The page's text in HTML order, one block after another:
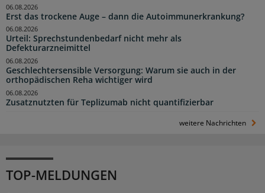
Erst das trockene Auge – dann die Autoimmunerkrankung?
06.08.2026
Urteil: Sprechstundenbedarf nicht mehr als
Defekturarzneimittel
06.08.2026
Geschlechtersensible Versorgung: Warum sie auch in der
orthopädischen Reha wichtiger wird
06.08.2026
Zusatznutzten für Teplizumab nicht quantifizierbar
06.08.2026
weitere Nachrichten
TOP-MELDUNGEN